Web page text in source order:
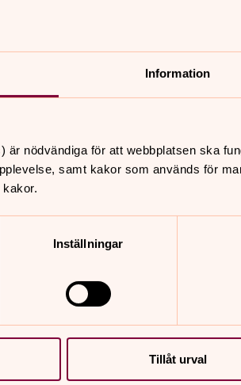
Information
är nödvändiga för att webbplatsen ska
samt kakor som används för
Inställningar
Tillåt urvalHitta